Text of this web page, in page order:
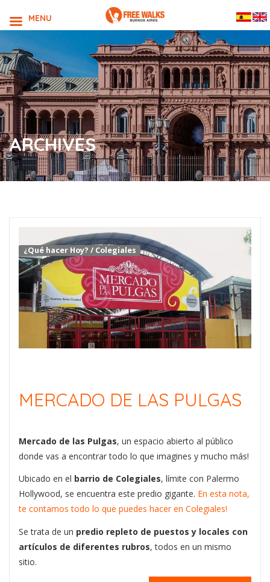
ARCHIVES
¿Qué hacer Hoy? / Colegiales
MERCADO DE LAS PULGAS
Mercado de las Pulgas, un espacio abierto al público
donde vas a encontrar todo lo que imagines y mucho más!
Ubicado en el barrio de Colegiales, límite con Palermo
Hollywood, se encuentra este predio gigante. En esta nota,
te contamos todo lo que puedes hacer en Colegiales!
Se trata de un predio repleto de puestos y locales con
artículos de diferentes rubros, todos en un mismo
sitio.
MENU